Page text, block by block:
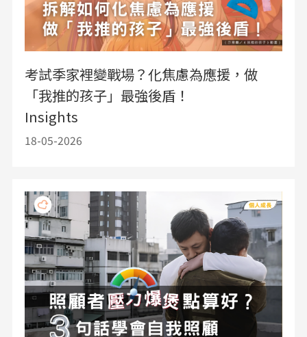
考試季家裡變戰場？化焦慮為應援，做
「我推的孩子」最強後盾！
Insights
18-05-2026